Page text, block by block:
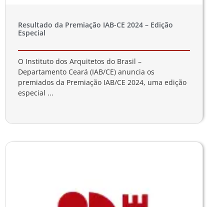
Resultado da Premiação IAB-CE 2024 – Edição
Especial
O Instituto dos Arquitetos do Brasil –
Departamento Ceará (IAB/CE) anuncia os
premiados da Premiação IAB/CE 2024, uma edição
especial ...